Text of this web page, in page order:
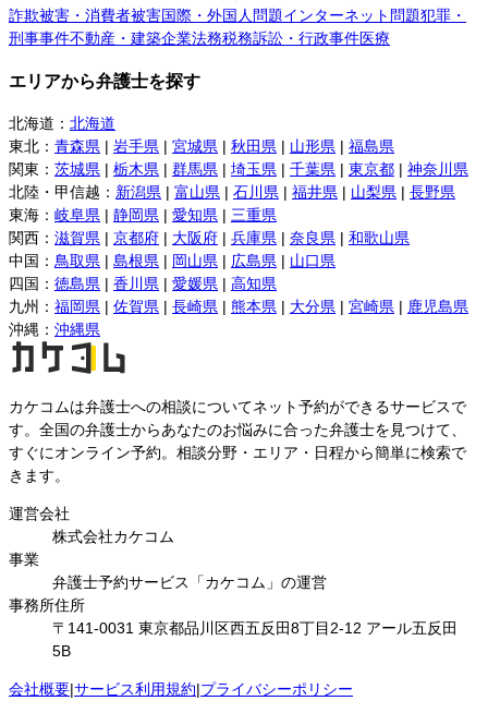
詐欺被害・消費者被害国際・外国人問題インターネット問題犯罪・
刑事事件不動産・建築企業法務税務訴訟・行政事件医療
エリアから弁護士を探す
北海道 ： 北海道
東北 ： 青森県 | 岩手県 | 宮城県 | 秋田県 | 山形県 | 福島県
関東 ： 茨城県 | 栃木県 | 群馬県 | 埼玉県 | 千葉県 | 東京都 | 神奈川県
北陸・甲信越 ： 新潟県 | 富山県 | 石川県 | 福井県 | 山梨県 | 長野県
東海 ： 岐阜県 | 静岡県 | 愛知県 | 三重県
関西 ： 滋賀県 | 京都府 | 大阪府 | 兵庫県 | 奈良県 | 和歌山県
中国 ： 鳥取県 | 島根県 | 岡山県 | 広島県 | 山口県
四国 ： 徳島県 | 香川県 | 愛媛県 | 高知県
九州 ： 福岡県 | 佐賀県 | 長崎県 | 熊本県 | 大分県 | 宮崎県 | 鹿児島県
沖縄 ： 沖縄県
カケコムは弁護士への相談についてネット予約ができるサービスで
す。全国の弁護士からあなたのお悩みに合った弁護士を見つけて、
すぐにオンライン予約。相談分野・エリア・日程から簡単に検索で
きます。
運営会社
株式会社カケコム
事業
弁護士予約サービス「カケコム」の運営
事務所住所
〒141-0031 東京都品川区西五反田8丁目2-12 アール五反田
5B
会社概要|サービス利用規約|プライバシーポリシー